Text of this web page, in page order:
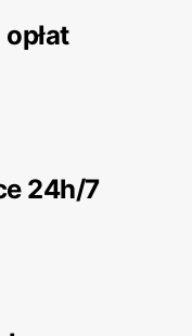
24h/7